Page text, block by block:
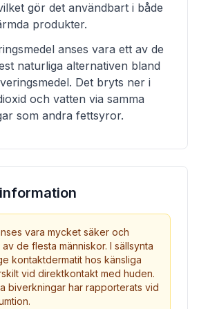
gör det användbart i både
produkter.
anses vara ett av de
naturliga alternativen bland
Det bryts ner i
och vatten via samma
som andra fettsyror.
vara mycket säker och
de flesta människor. I sällsynta
kontaktdermatit hos känsliga
vid direktkontakt med huden.
biverkningar har rapporterats vid